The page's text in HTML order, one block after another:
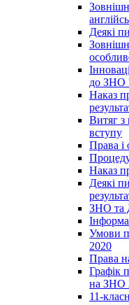
Деякі
до ЗНО
Наказ
Витяг з
вступу
Права і
Наказ
Деякі
ЗНО та
Умови
2020
Права
Графік
на ЗНО
11-